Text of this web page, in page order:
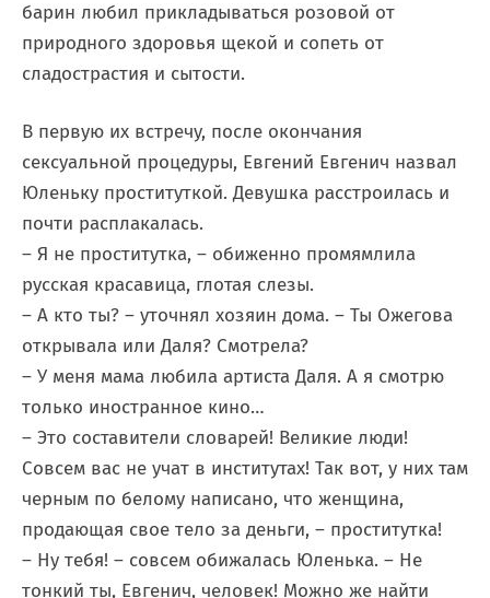
барин любил прикладываться розовой от
природного здоровья щекой и сопеть от
сладострастия и сытости.
В первую их встречу, после окончания
сексуальной процедуры, Евгений Евгенич назвал
Юленьку проституткой. Девушка расстроилась и
почти расплакалась.
– Я не проститутка, – обиженно промямлила
русская красавица, глотая слезы.
– А кто ты? – уточнял хозяин дома. – Ты Ожегова
открывала или Даля? Смотрела?
– У меня мама любила артиста Даля. А я смотрю
только иностранное кино…
– Это составители словарей! Великие люди!
Совсем вас не учат в институтах! Так вот, у них там
черным по белому написано, что женщина,
продающая свое тело за деньги, – проститутка!
– Ну тебя! – совсем обижалась Юленька. – Не
тонкий ты, Евгенич, человек! Можно же найти